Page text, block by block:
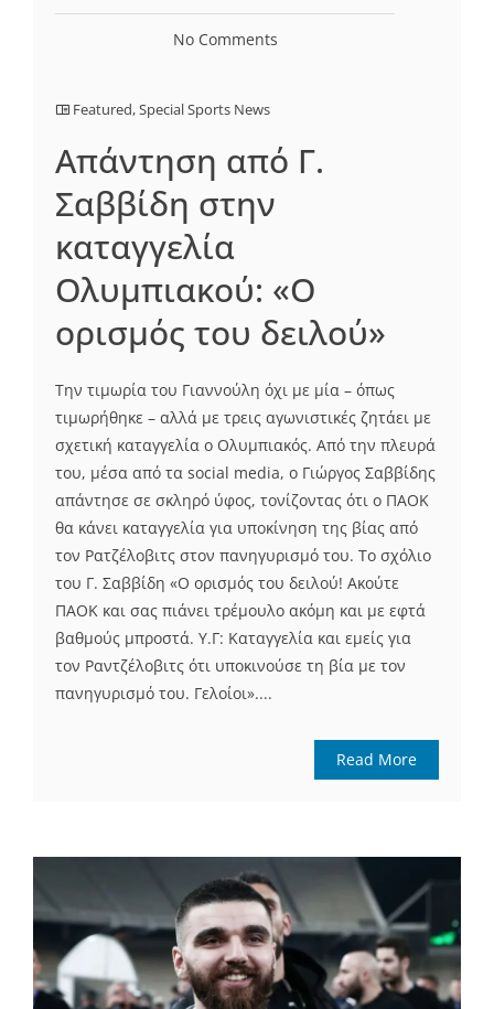
No Comments
Featured,Special Sports News
Απάντηση από Γ.
Σαββίδη στην
καταγγελία
Ολυμπιακού: «Ο
ορισμός του δειλού»
Την τιμωρία του Γιαννούλη όχι με μία – όπως
τιμωρήθηκε – αλλά με τρεις αγωνιστικές ζητάει με
σχετική καταγγελία ο Ολυμπιακός. Από την πλευρά
του, μέσα από τα social media, ο Γιώργος Σαββίδης
απάντησε σε σκληρό ύφος, τονίζοντας ότι ο ΠΑΟΚ
θα κάνει καταγγελία για υποκίνηση της βίας από
τον Ρατζέλοβιτς στον πανηγυρισμό του. Το σχόλιο
του Γ. Σαββίδη «Ο ορισμός του δειλού! Ακούτε
ΠΑΟΚ και σας πιάνει τρέμουλο ακόμη και με εφτά
βαθμούς μπροστά. Υ.Γ: Καταγγελία και εμείς για
τον Ραντζέλοβιτς ότι υποκινούσε τη βία με τον
πανηγυρισμό του. Γελοίοι»....
Read More